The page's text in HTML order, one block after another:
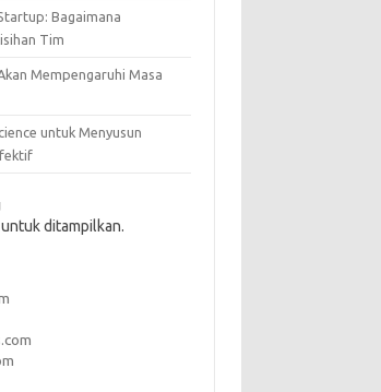
Bagaimana
Tim
Mempengaruhi Masa
untuk Menyusun
ditampilkan.